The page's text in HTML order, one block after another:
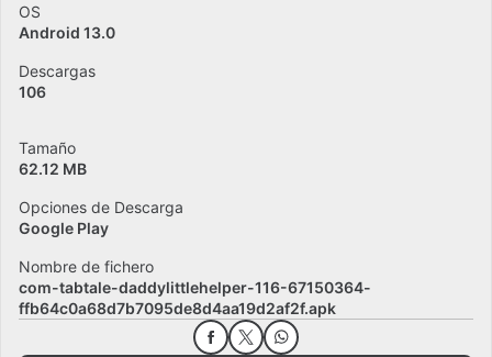
OS
Android 13.0
Descargas
106
Tamaño
62.12 MB
Opciones de Descarga
Google Play
Nombre de fichero
com-tabtale-daddylittlehelper-116-67150364-
ffb64c0a68d7b7095de8d4aa19d2af2f.apk